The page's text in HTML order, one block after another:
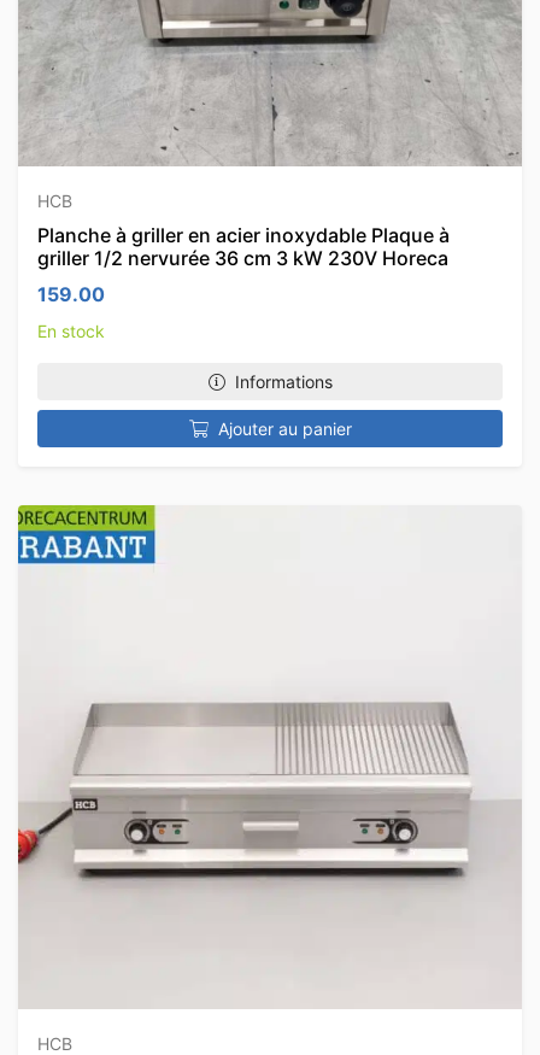
HCB
Planche à griller en acier inoxydable Plaque à
griller 1/2 nervurée 36 cm 3 kW 230V Horeca
159.00
En stock
Informations
Ajouter au panier
HCB